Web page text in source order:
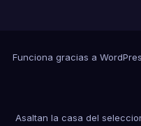
Funciona gracias a
Asaltan la casa del